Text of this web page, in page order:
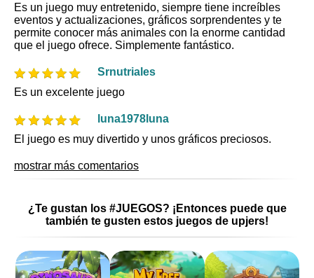
Es un juego muy entretenido, siempre tiene increíbles
eventos y actualizaciones, gráficos sorprendentes y te
permite conocer más animales con la enorme cantidad
que el juego ofrece. Simplemente fantástico.
Srnutriales
Es un excelente juego
luna1978luna
El juego es muy divertido y unos gráficos preciosos.
mostrar más comentarios
¿Te gustan los #JUEGOS? ¡Entonces puede que
también te gusten estos juegos de upjers!